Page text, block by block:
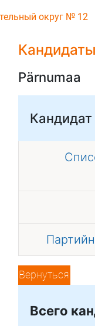
округ № 12
Кандидаты
Pärnumaa
Вернуться
Всего